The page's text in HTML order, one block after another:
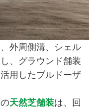
外周側溝、シェル
、グラウンド舗装
用したブルドーザ
天然芝舗装は、回